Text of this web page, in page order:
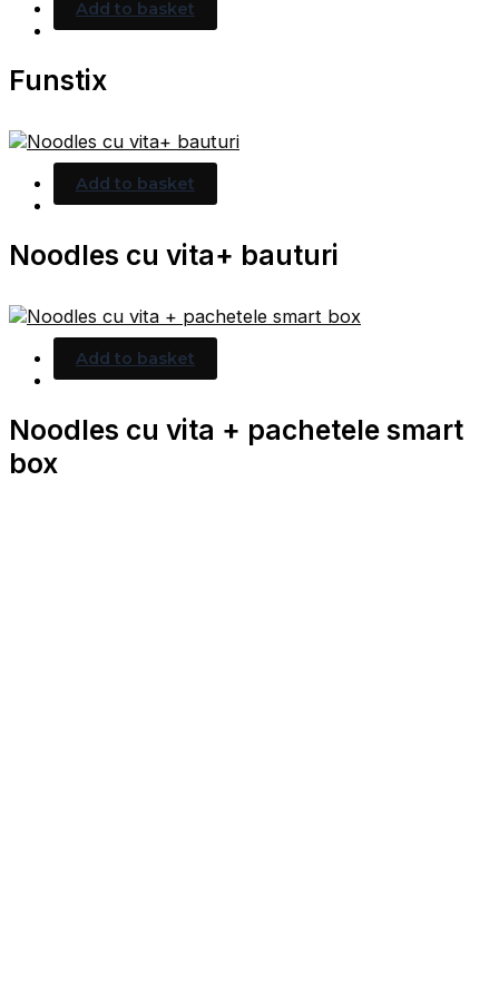
Add to basket
Funstix
Add to basket
Noodles cu vita+ bauturi
Add to basket
Noodles cu vita + pachetele smart
box